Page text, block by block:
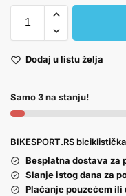
Dodaj u listu želja
Samo 3 na stanju!
BIKESPORT.RS
Besplatna dostava za
Slanje istog dana za
Plaćanje pouzećem ili